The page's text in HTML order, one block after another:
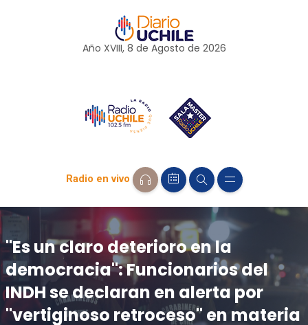
Año XVIII, 8 de Agosto de 2026
Radio en vivo
"Es un claro deterioro en la
democracia": Funcionarios del
INDH se declaran en alerta por
"vertiginoso retroceso" en materia